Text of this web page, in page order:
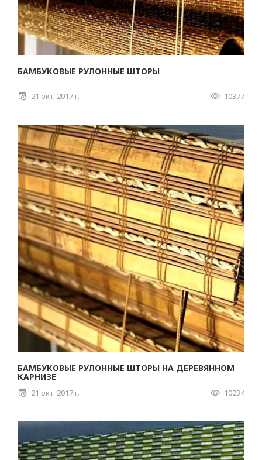
БАМБУКОВЫЕ РУЛОННЫЕ ШТОРЫ
21 окт. 2017 г. 10377
БАМБУКОВЫЕ РУЛОННЫЕ ШТОРЫ НА ДЕРЕВЯННОМ
КАРНИЗЕ
21 окт. 2017 г. 10234